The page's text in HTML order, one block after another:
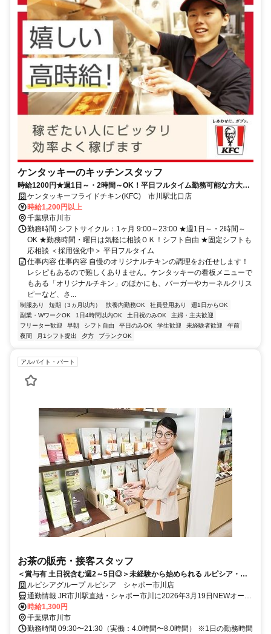
ケンタッキーのキッチンスタッフ
時給1200円★週1日～・2時間～OK！平日フルタイム勤務可能な方大歓
迎♪ケンタッキーフライドチキン(KFC) 市川駅北口店
時給1,200円以上
千葉県市川市
勤務時間 シフトサイクル：1ヶ月 9:00～23:00 ★週1日～・2時間～
OK ★勤務時間・曜日は気軽に相談ＯＫ！シフト自由 ★固定シフトも
応相談 ＜採用強化中＞ 平日フルタイム
仕事内容 仕事内容 自慢のオリジナルチキンの調理をお任せします！
レシピもあるので難しくありません。ケンタッキーの看板メニューで
もある「オリジナルチキン」のほかにも、バーガーやカーネルクリス
ピーなど、さ...
制服あり 短期（3ヵ月以内） 扶養内勤務OK 社員登用あり
週1日からOK
副業・WワークOK
1日4時間以内OK 土日祝のみOK
主婦・主夫歓迎
フリーター歓迎
早朝 シフト自由 平日のみOK 学生歓迎 未経験者歓迎
午前
夜間
月1シフト提出 夕方 ブランクOK
アルバイト・パート
お茶の販売・接客スタッフ
＜賞与有 土日祝含む週2～5日◎＞未経験から始められる ルピシア・お
茶の接客販売スタッフ｜2026年3月オープン
ルピシアグループ ルピシア シャポー市川店
通勤情報 JR市川駅直結・シャポー市川に2026年3月19日NEWオープ
ン
時給1,300円
千葉県市川市
勤務時間 09:30〜21:30（実働：4.0時間〜8.0時間） ※1日の勤務時間